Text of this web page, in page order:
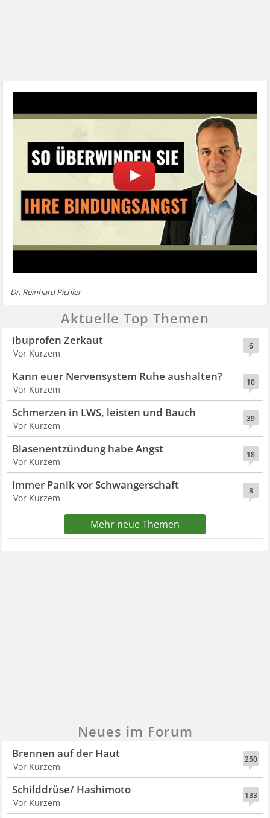
Dr. Reinhard Pichler
Aktuelle Top Themen
6
Ibuprofen Zerkaut
Vor Kurzem
10
Kann euer Nervensystem Ruhe aushalten?
Vor Kurzem
39
Schmerzen in LWS, leisten und Bauch
Vor Kurzem
18
Blasenentzündung habe Angst
Vor Kurzem
8
Immer Panik vor Schwangerschaft
Vor Kurzem
Mehr neue Themen
Neues im Forum
250
Brennen auf der Haut
Vor Kurzem
133
Schilddrüse/ Hashimoto
Vor Kurzem